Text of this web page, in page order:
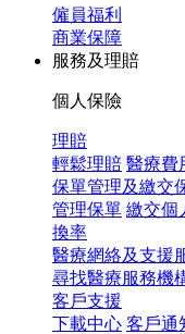
僱員福利
商業保障
服務及理賠
個人保險
理賠
輕鬆理賠 醫療費
保單管理及繳交
管理保單 繳交個
換率
醫療網絡及支援
尋找醫療服務機
客戶支援
下載中心 客戶通